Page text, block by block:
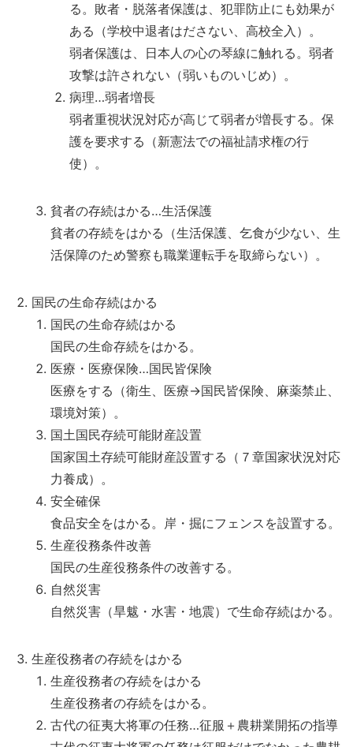
る。敗者・脱落者保護は、犯罪防止にも効果が
ある（学校中退者はださない、高校全入）。
弱者保護は、日本人の心の琴線に触れる。弱者
攻撃は許されない（弱いものいじめ）。
病理…弱者増長
弱者重視状況対応が高じて弱者が増長する。保
護を要求する（新憲法での福祉請求権の行
使）。
貧者の存続はかる…生活保護
貧者の存続をはかる（生活保護、乞食が少ない、生
活保障のため警察も職業運転手を取締らない）。
国民の生命存続はかる
国民の生命存続はかる
国民の生命存続をはかる。
医療・医療保険…国民皆保険
医療をする（衛生、医療→国民皆保険、麻薬禁止、
環境対策）。
国土国民存続可能財産設置
国家国土存続可能財産設置する（７章国家状況対応
力養成）。
安全確保
食品安全をはかる。岸・掘にフェンスを設置する。
生産役務条件改善
国民の生産役務条件の改善する。
自然災害
自然災害（旱魃・水害・地震）で生命存続はかる。
生産役務者の存続をはかる
生産役務者の存続をはかる
生産役務者の存続をはかる。
古代の征夷大将軍の任務…征服＋農耕業開拓の指導